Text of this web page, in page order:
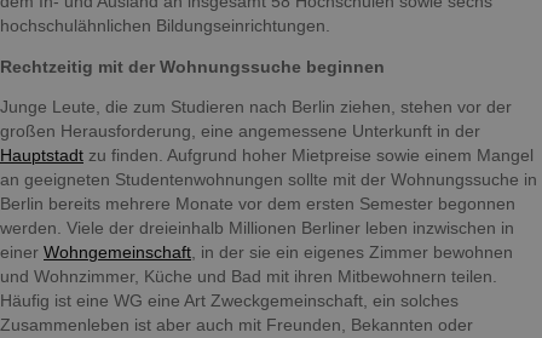
hochschulähnlichen Bildungseinrichtungen.
Rechtzeitig mit der Wohnungssuche beginnen
Junge Leute, die zum Studieren nach Berlin ziehen, stehen vor der
großen Herausforderung, eine angemessene Unterkunft in der
Hauptstadt zu finden. Aufgrund hoher Mietpreise sowie einem Mangel
an geeigneten Studentenwohnungen sollte mit der Wohnungssuche in
Berlin bereits mehrere Monate vor dem ersten Semester begonnen
werden. Viele der dreieinhalb Millionen Berliner leben inzwischen in
einer Wohngemeinschaft, in der sie ein eigenes Zimmer bewohnen
und Wohnzimmer, Küche und Bad mit ihren Mitbewohnern teilen.
Häufig ist eine WG eine Art Zweckgemeinschaft, ein solches
Zusammenleben ist aber auch mit Freunden, Bekannten oder